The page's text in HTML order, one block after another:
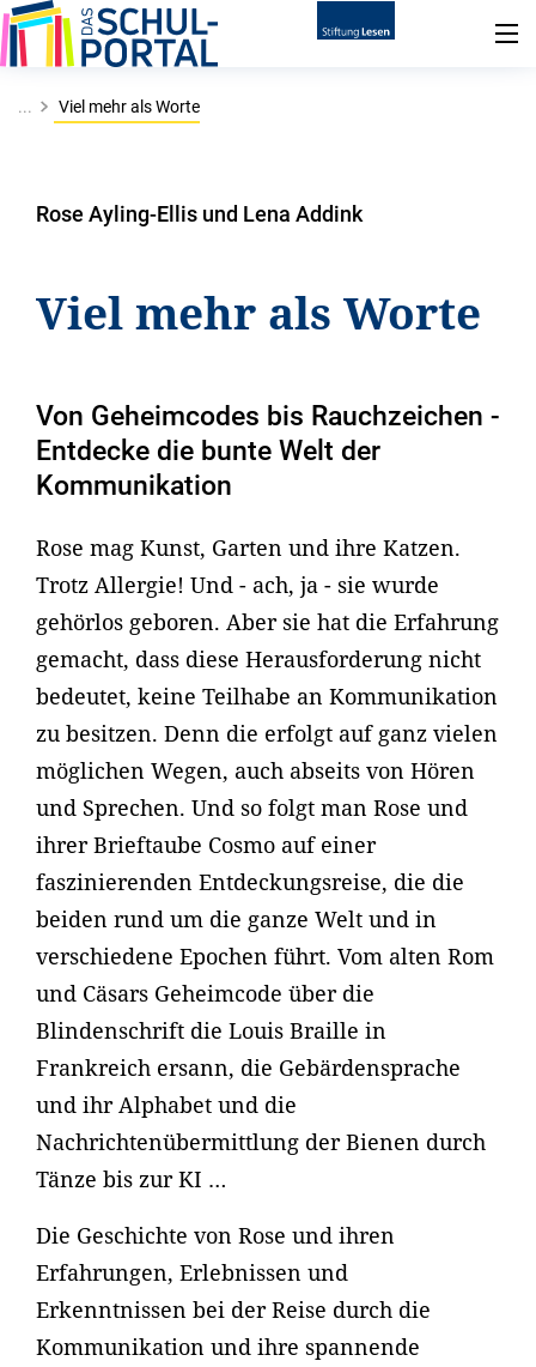
... Viel mehr als Worte
Rose Ayling-Ellis und Lena Addink
Viel mehr als Worte
Von Geheimcodes bis Rauchzeichen -
Entdecke die bunte Welt der
Kommunikation
Rose mag Kunst, Garten und ihre Katzen.
Trotz Allergie! Und - ach, ja - sie wurde
gehörlos geboren. Aber sie hat die Erfahrung
gemacht, dass diese Herausforderung nicht
bedeutet, keine Teilhabe an Kommunikation
zu besitzen. Denn die erfolgt auf ganz vielen
möglichen Wegen, auch abseits von Hören
und Sprechen. Und so folgt man Rose und
ihrer Brieftaube Cosmo auf einer
faszinierenden Entdeckungsreise, die die
beiden rund um die ganze Welt und in
verschiedene Epochen führt. Vom alten Rom
und Cäsars Geheimcode über die
Blindenschrift die Louis Braille in
Frankreich ersann, die Gebärdensprache
und ihr Alphabet und die
Nachrichtenübermittlung der Bienen durch
Tänze bis zur KI …
Die Geschichte von Rose und ihren
Erfahrungen, Erlebnissen und
Erkenntnissen bei der Reise durch die
Kommunikation und ihre spannende